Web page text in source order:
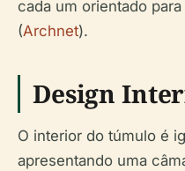
cada um orientado
(Archnet).
Design
O interior do túmulo é
apresentando uma